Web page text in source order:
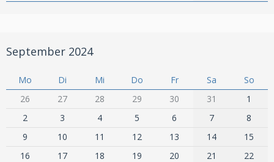
September 2024
Mo Di Mi Do Fr Sa
So
26
27 28 29 30 31
1
2
3 4 5 6 7
8
9
10 11 12 13 14
15
16
17 18 19 20 21
22